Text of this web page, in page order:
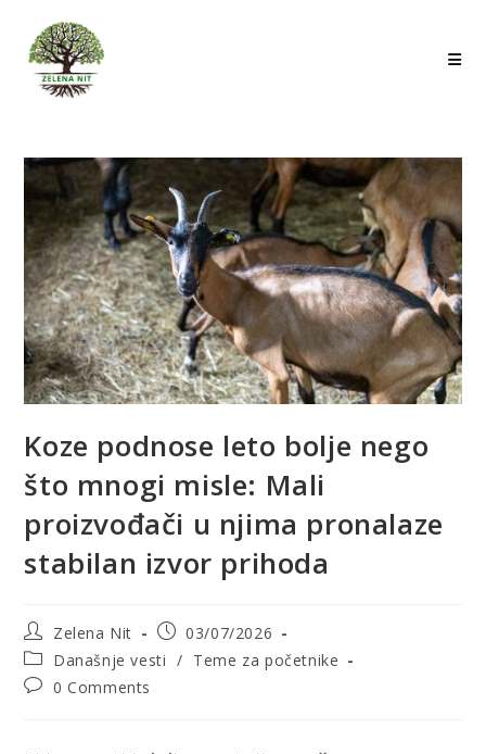
content
Koze podnose leto bolje nego
što mnogi misle: Mali
proizvođači u njima pronalaze
stabilan izvor prihoda
Post
author:
Zelena Nit
Post
published:
03/07/2026
Post
category:
Današnje vesti / Teme za početnike
Post0 Comments